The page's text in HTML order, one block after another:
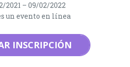
2021 – 09/02/2022
un evento en línea
INSCRIPCIÓN